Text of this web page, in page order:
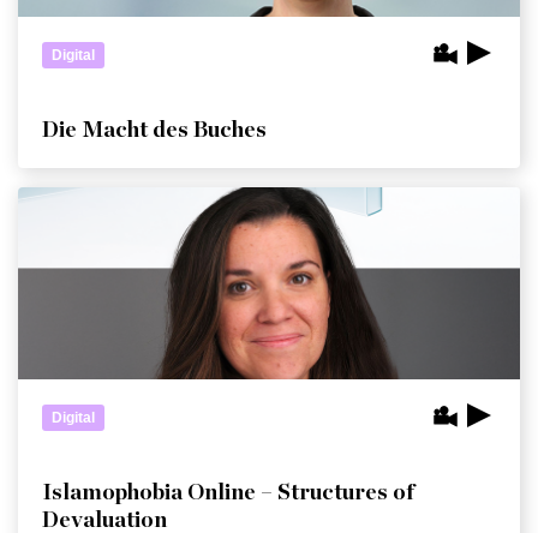
Digital
Die Macht des Buches
Digital
Islamophobia Online – Structures of
Devaluation